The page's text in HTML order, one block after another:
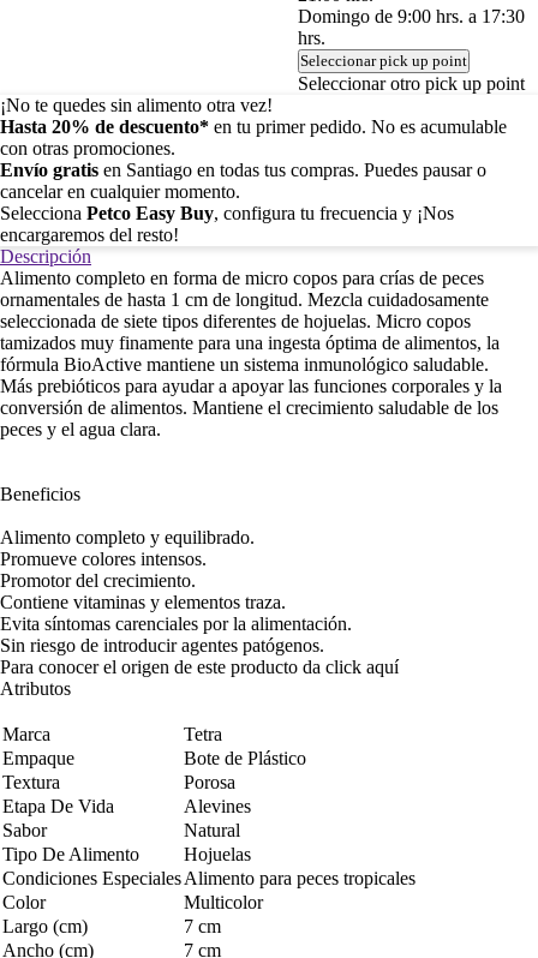
Domingo de 9:00 hrs. a 17:30
hrs.
Seleccionar pick up point
Seleccionar otro pick up point
¡No te quedes sin alimento otra vez!
Hasta 20% de descuento* en tu primer pedido. No es acumulable
con otras promociones.
Envío gratis en Santiago en todas tus compras. Puedes pausar o
cancelar en cualquier momento.
Selecciona Petco Easy Buy, configura tu frecuencia y ¡Nos
encargaremos del resto!
Descripción
Alimento completo en forma de micro copos para crías de peces
ornamentales de hasta 1 cm de longitud. Mezcla cuidadosamente
seleccionada de siete tipos diferentes de hojuelas. Micro copos
tamizados muy finamente para una ingesta óptima de alimentos, la
fórmula BioActive mantiene un sistema inmunológico saludable.
Más prebióticos para ayudar a apoyar las funciones corporales y la
conversión de alimentos. Mantiene el crecimiento saludable de los
peces y el agua clara.
Beneficios
Alimento completo y equilibrado.
Promueve colores intensos.
Promotor del crecimiento.
Contiene vitaminas y elementos traza.
Evita síntomas carenciales por la alimentación.
Sin riesgo de introducir agentes patógenos.
Para conocer el origen de este producto da click aquí
Atributos
Marca
Tetra
Empaque
Bote de Plástico
Textura
Porosa
Etapa De Vida
Alevines
Sabor
Natural
Tipo De Alimento
Hojuelas
Condiciones EspecialesAlimento para peces tropicales
Color
Multicolor
Largo (cm)
7 cm
Ancho (cm)
7 cm